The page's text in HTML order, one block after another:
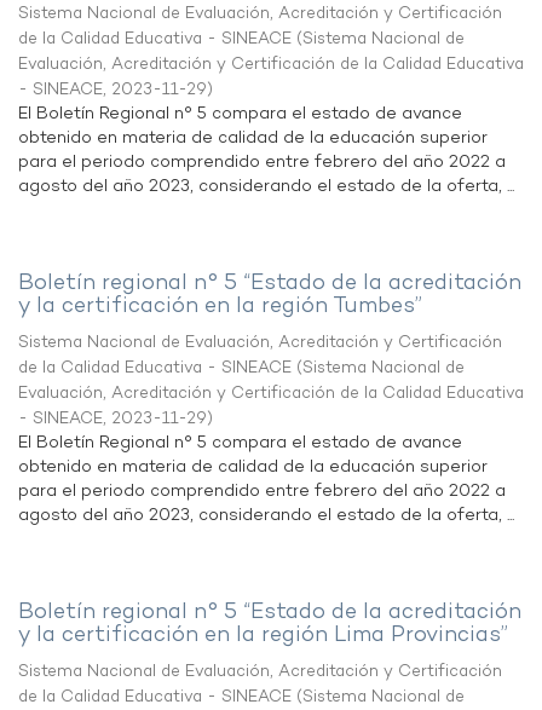
Sistema Nacional de Evaluación, Acreditación y Certificación
de la Calidad Educativa - SINEACE (Sistema Nacional de
Evaluación, Acreditación y Certificación de la Calidad Educativa
- SINEACE, 2023-11-29)
El Boletín Regional n° 5 compara el estado de avance
obtenido en materia de calidad de la educación superior
para el periodo comprendido entre febrero del año 2022 a
agosto del año 2023, considerando el estado de la oferta, ...
Boletín regional n° 5 “Estado de la acreditación
y la certificación en la región Tumbes”
Sistema Nacional de Evaluación, Acreditación y Certificación
de la Calidad Educativa - SINEACE (Sistema Nacional de
Evaluación, Acreditación y Certificación de la Calidad Educativa
- SINEACE, 2023-11-29)
El Boletín Regional n° 5 compara el estado de avance
obtenido en materia de calidad de la educación superior
para el periodo comprendido entre febrero del año 2022 a
agosto del año 2023, considerando el estado de la oferta, ...
Boletín regional n° 5 “Estado de la acreditación
y la certificación en la región Lima Provincias”
Sistema Nacional de Evaluación, Acreditación y Certificación
de la Calidad Educativa - SINEACE (Sistema Nacional de